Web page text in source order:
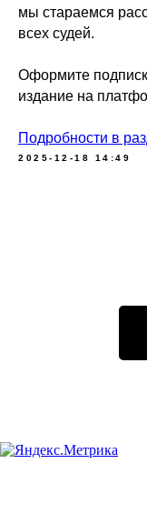
мы стараемся
всех судей.
Оформите
издание на
Подробности в
2025-12-18 14:49